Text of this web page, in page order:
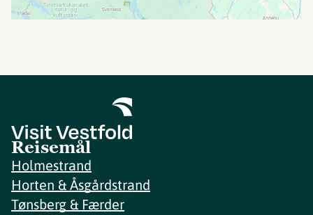
Reisemål
Holmestrand
Horten & Åsgårdstrand
Tønsberg & Færder